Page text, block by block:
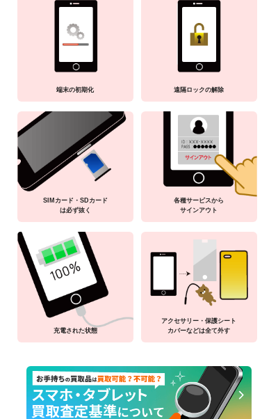
端末の初期化 遠隔ロックの解除
SIMカード・SDカード
は必ず抜く
各種サービスから
サインアウト
充電された状態
アクセサリー・保護シート
カバーなどは全て外す